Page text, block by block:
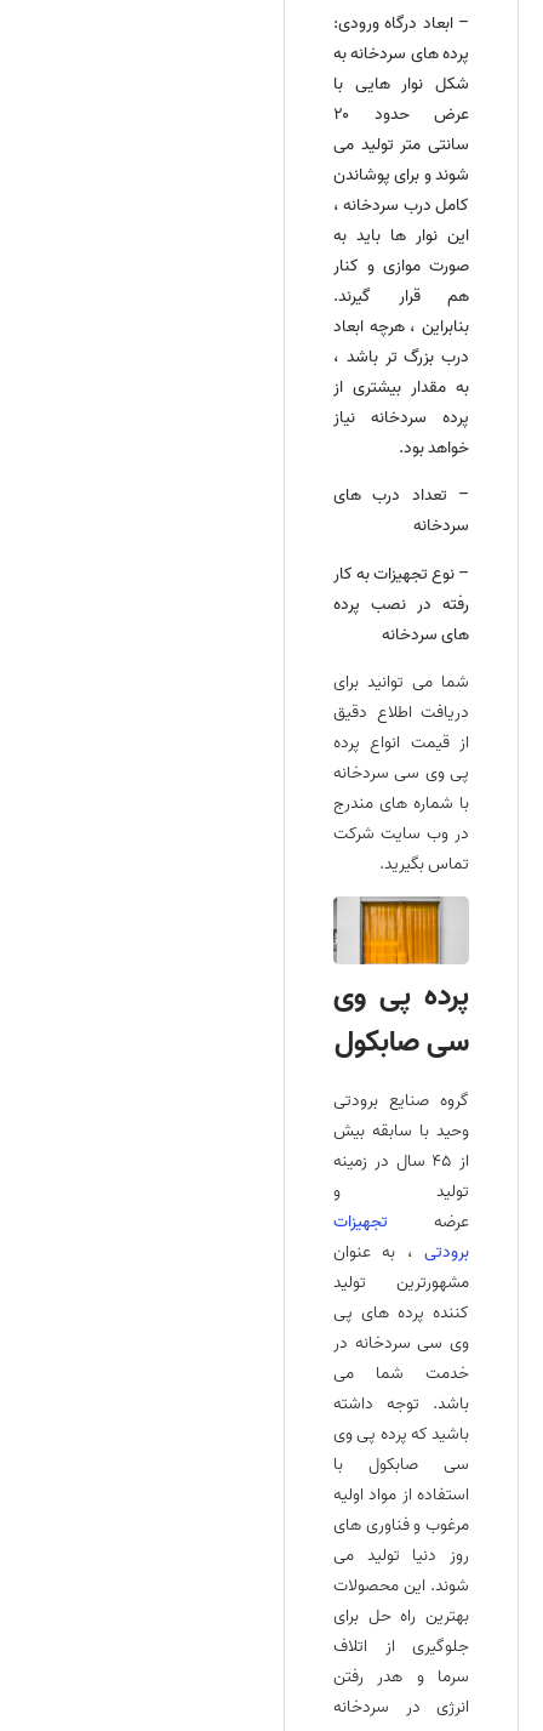
– ابعاد درگاه ورودی:
پرده‌ های سردخانه به
شکل نوار هایی با
عرض حدود ۲۰
سانتی‌ متر تولید می‌
شوند و برای پوشاندن
کامل درب سردخانه ،
این نوار ها باید به
صورت موازی و کنار
هم قرار گیرند.
بنابراین ، هرچه ابعاد
درب بزرگ‌ تر باشد ،
به مقدار بیشتری از
پرده سردخانه نیاز
خواهد بود.
– تعداد درب‌ های
سردخانه
– نوع تجهیزات به کار
رفته در نصب پرده‌
های سردخانه
شما می توانید برای
دریافت اطلاع دقیق
از قیمت انواع پرده
پی وی سی سردخانه
با شماره‌ های مندرج
در وب سایت شرکت
تماس بگیرید.
پرده پی وی
سی صابکول
گروه صنایع برودتی
وحید با سابقه بیش
از ۴۵ سال در زمینه
تولید و
عرضه تجهیزات
برودتی ، به عنوان
مشهورترین تولید
کننده پرده‌ های پی
وی سی سردخانه در
خدمت شما می
باشد. توجه داشته
باشید که پرده‌ پی وی
سی صابکول با
استفاده از مواد اولیه
مرغوب و فناوری های
روز دنیا تولید می‌
شوند. این محصولات
بهترین راه‌ حل برای
جلوگیری از اتلاف
سرما و هدر رفتن
انرژی در سردخانه‌